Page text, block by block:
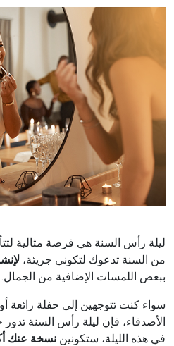
ليلة رأس السنة هي فرصة مثالية
من السنة تدعوك لتكوني جريئة،
ببعض اللمسات الإضافية من الجمال.
سواء كنت تتوجهين إلى حفلة رائعة
الأصدقاء، فإن ليلة رأس السنة تدور
في هذه الليلة، ستكونين نسخة عنك